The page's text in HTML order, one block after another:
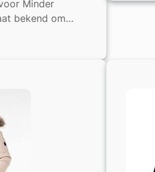
Minder
bekend om…